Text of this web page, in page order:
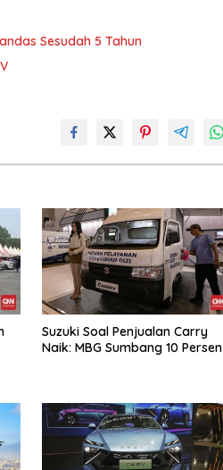
Sesudah 5 Tahun
Suzuki Soal Penjualan Carry
Naik: MBG Sumbang 10 Persen